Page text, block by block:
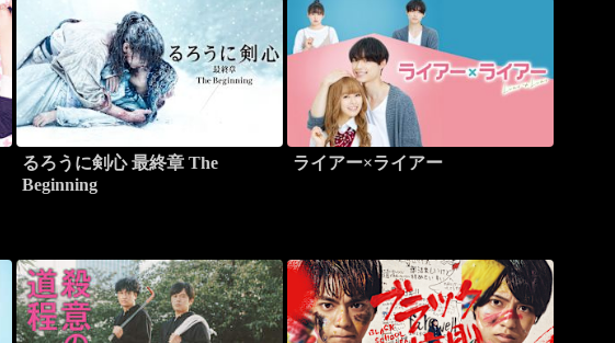
るろうに剣心 最終章 The
Beginning
ライアー×ライアー